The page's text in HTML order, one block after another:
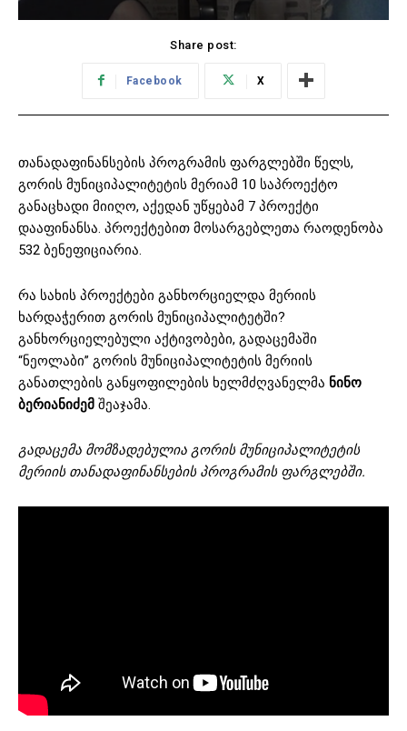
Share post:
Facebook X
თანადაფინანსების პროგრამის ფარგლებში წელს,
გორის მუნიციპალიტეტის მერიამ 10 საპროექტო
განაცხადი მიიღო, აქედან უწყებამ 7 პროექტი
დააფინანსა. პროექტებით მოსარგებლეთა რაოდენობა
532 ბენეფიციარია.
რა სახის პროექტები განხორციელდა მერიის
ხარდაჭერით გორის მუნიციპალიტეტში?
განხორციელებული აქტივობები, გადაცემაში
“ნეოლაბი” გორის მუნიციპალიტეტის მერიის
განათლების განყოფილების ხელმძღვანელმა ნინო
ბერიანიძემ შეაჯამა.
გადაცემა მომზადებულია გორის მუნიციპალიტეტის
მერიის თანადაფინანსების პროგრამის ფარგლებში.